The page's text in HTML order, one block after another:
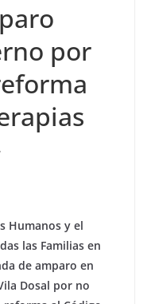
por
Humanos y el
las Familias en
de amparo en
Dosal por no